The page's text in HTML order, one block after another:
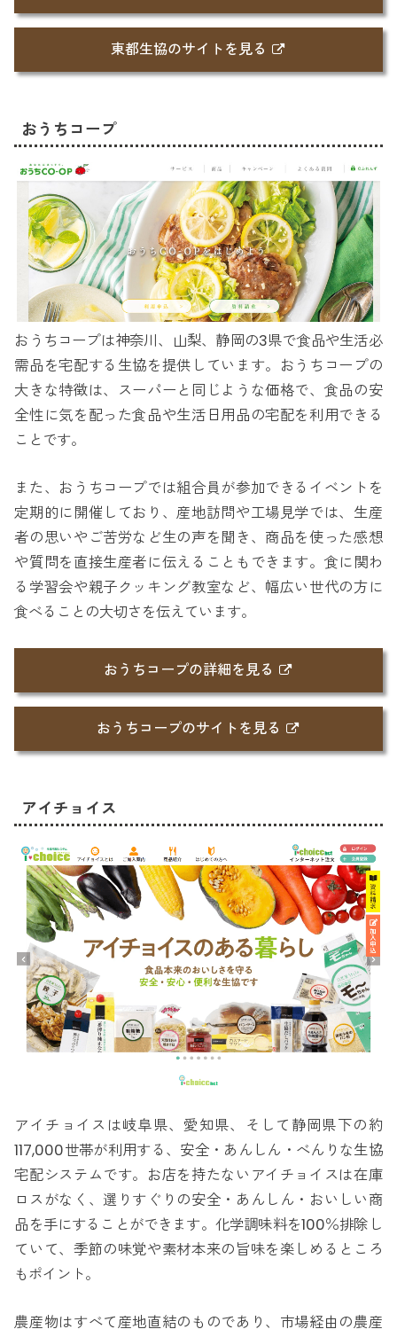
東都生協のサイトを見る
おうちコープ
おうちコープは神奈川、山梨、静岡の3県で食品や生活必
需品を宅配する生協を提供しています。おうちコープの
大きな特徴は、スーパーと同じような価格で、食品の安
全性に気を配った食品や生活日用品の宅配を利用できる
ことです。
また、おうちコープでは組合員が参加できるイベントを
定期的に開催しており、産地訪問や工場見学では、生産
者の思いやご苦労など生の声を聞き、商品を使った感想
や質問を直接生産者に伝えることもできます。食に関わ
る学習会や親子クッキング教室など、幅広い世代の方に
食べることの大切さを伝えています。
おうちコープの詳細を見る
おうちコープのサイトを見る
アイチョイス
アイチョイスは岐阜県、愛知県、そして静岡県下の約
117,000世帯が利用する、安全・あんしん・べんりな生協
宅配システムです。お店を持たないアイチョイスは在庫
ロスがなく、選りすぐりの安全・あんしん・おいしい商
品を手にすることができます。化学調味料を100％排除し
ていて、季節の味覚や素材本来の旨味を楽しめるところ
もポイント。
農産物はすべて産地直結のものであり、市場経由の農産